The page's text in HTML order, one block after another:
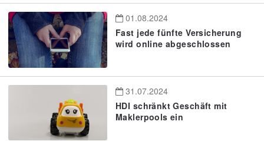
01.08.2024
Fast jede fünfte Versicherung
wird online abgeschlossen
31.07.2024
HDI schränkt Geschäft mit
Maklerpools ein